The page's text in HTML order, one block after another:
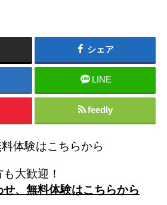
シェア
LINE
feedly
体験はこちらから
大歓迎！
せ、無料体験はこちらから